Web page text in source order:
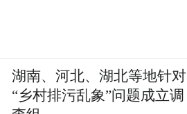
湖南、河北、湖北等地针对
“乡村排污乱象”问题成立调